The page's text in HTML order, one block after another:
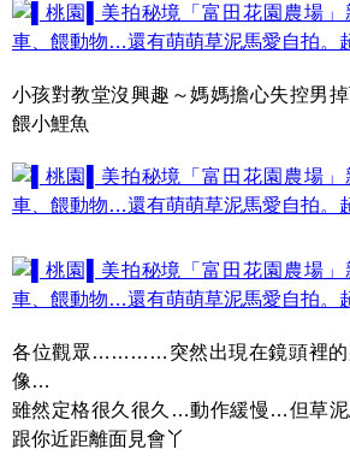
小孩對教堂沒興趣～媽媽擔心失控男
餵小鯉魚
各位觀眾…………突然出現在鏡頭裡的
像…
雖然定格很久很久…動作緩慢…但草泥
跟你近距離面見會丫